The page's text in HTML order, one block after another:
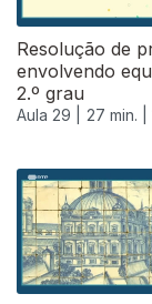
Resolução de
envolvendo
2.º grau
Aula 29 | 27 min. |